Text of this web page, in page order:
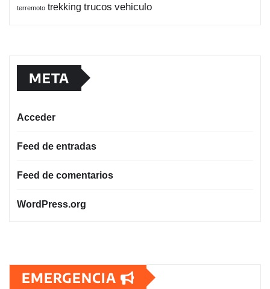
terremoto trekking trucos vehiculo
META
Acceder
Feed de entradas
Feed de comentarios
WordPress.org
EMERGENCIA